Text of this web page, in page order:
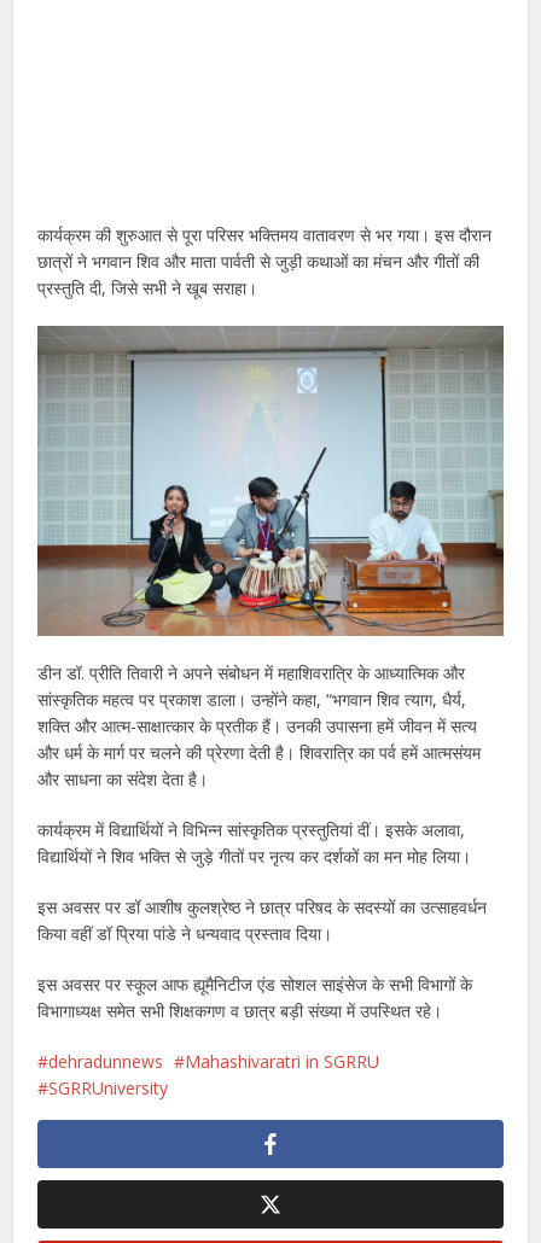
कार्यक्रम की शुरुआत से पूरा परिसर भक्तिमय वातावरण से भर गया। इस दौरान
छात्रों ने भगवान शिव और माता पार्वती से जुड़ी कथाओं का मंचन और गीतों की
प्रस्तुति दी, जिसे सभी ने खूब सराहा।
डीन डॉ. प्रीति तिवारी ने अपने संबोधन में महाशिवरात्रि के आध्यात्मिक और
सांस्कृतिक महत्व पर प्रकाश डाला। उन्होंने कहा, “भगवान शिव त्याग, धैर्य,
शक्ति और आत्म-साक्षात्कार के प्रतीक हैं। उनकी उपासना हमें जीवन में सत्य
और धर्म के मार्ग पर चलने की प्रेरणा देती है। शिवरात्रि का पर्व हमें आत्मसंयम
और साधना का संदेश देता है।
कार्यक्रम में विद्यार्थियों ने विभिन्न सांस्कृतिक प्रस्तुतियां दीं। इसके अलावा,
विद्यार्थियों ने शिव भक्ति से जुड़े गीतों पर नृत्य कर दर्शकों का मन मोह लिया।
इस अवसर पर डॉ आशीष कुलश्रेष्ठ ने छात्र परिषद के सदस्यों का उत्साहवर्धन
किया वहीं डॉ प्रिया पांडे ने धन्यवाद प्रस्ताव दिया।
इस अवसर पर स्कूल आफ ह्यूमैनिटीज एंड सोशल साइंसेज के सभी विभागों के
विभागाध्यक्ष समेत सभी शिक्षकगण व छात्र बड़ी संख्या में उपस्थित रहे।
dehradunnews
Mahashivaratri in SGRRU
SGRRUniversity